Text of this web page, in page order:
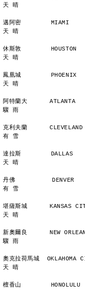
天 晴
邁阿密        MIAMI
天 晴
休斯敦
天 晴
鳳凰城
天 晴
阿特蘭大
驟 雨
克利夫蘭
有 雪
達拉斯
天 晴
丹佛
有 雪
堪薩斯城
天 晴
新奧爾良      NEW
驟 雨
奧克拉荷馬城
天 晴
檀香山